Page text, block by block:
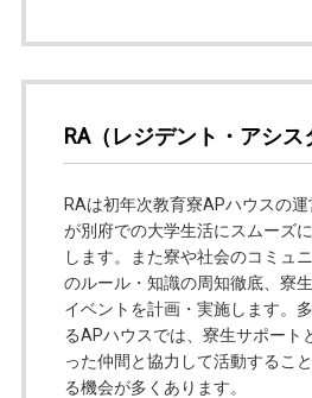
RA（レジデント・アシス
RAは初年次教育寮APハウスの
が別府での大学生活にスムーズ
します。また寮や社会のコミュ
のルール・知識の周知徹底、寮
イベントを計画・実施します。
るAPハウスでは、寮生サポート
った仲間と協力して活動するこ
る機会が多くあります。